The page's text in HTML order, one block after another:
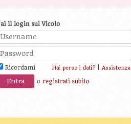
il login sul Vicolo
Ricordami Hai perso i dati?| Assistenza
o registrati subito